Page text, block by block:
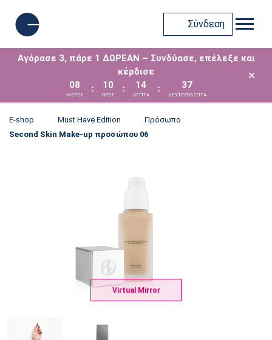
Σύνδεση
Αγόρασε 3, πάρε 1 ΔΩΡΕΑΝ – Συνδύασε, επέλεξε και
κέρδισε
08
ΜΈΡΕΣ
: 10
ΩΡΕΣ
: 14
ΛΕΠΤΑ
: 37
ΔΕΥΤΕΡΟΛΕΠΤΑ
×
E-shop Must Have Edition
Πρόσωπο
Second Skin Make-up προσώπου 06
Virtual Mirror